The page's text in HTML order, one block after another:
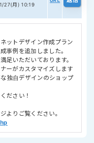
27(月) 10:19
ットデザイン作成プラン
事例を追加しました。
足いただいております。
ーがカスタマイズします
独自デザインのショップ
ださい！
よりご覧ください。